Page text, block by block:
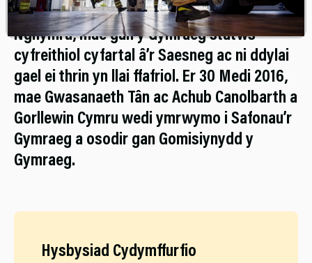
O dan Fesur y Gymraeg (Cymru) 2011, yng
Nghymru, mae gan y Gymraeg statws
cyfreithiol cyfartal â’r Saesneg ac ni ddylai
gael ei thrin yn llai ffafriol. Er 30 Medi 2016,
mae Gwasanaeth Tân ac Achub Canolbarth a
Gorllewin Cymru wedi ymrwymo i Safonau’r
Gymraeg a osodir gan Gomisiynydd y
Gymraeg.
Hysbysiad Cydymffurfio